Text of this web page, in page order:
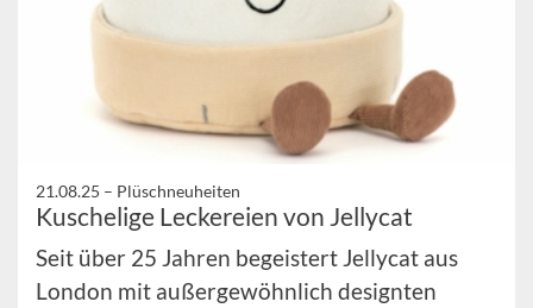
21.08.25 – Plüschneuheiten
Kuschelige Leckereien von Jellycat
Seit über 25 Jahren begeistert Jellycat aus
London mit außergewöhnlich designten